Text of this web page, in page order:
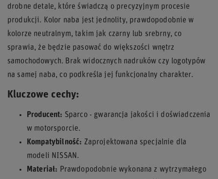
drobne detale, które świadczą o precyzyjnym procesie
produkcji. Kolor naba jest jednolity, prawdopodobnie w
kolorze neutralnym, takim jak czarny lub srebrny, co
sprawia, że będzie pasować do większości wnętrz
samochodowych. Brak widocznych nadruków czy logotypów
na samej naba, co podkreśla jej funkcjonalny charakter.
Kluczowe cechy:
Producent: Sparco - gwarancja jakości i doświadczenia
w motorsporcie.
Kompatybilność: Zaprojektowana specjalnie dla
modeli NISSAN.
Materiał: Prawdopodobnie wykonana z wytrzymałego